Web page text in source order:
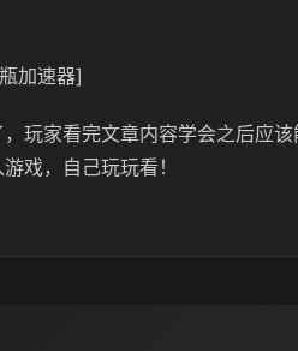
加速器]
玩家看完文章内容学会之后应
戏，自己玩玩看！